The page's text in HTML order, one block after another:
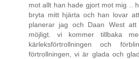
mot allt han hade gjort mot mig ..
bryta mitt hjärta och han lovar
planerar jag och Daan West
möjligt. vi kommer tillbaka
kärleksförtrollningen och
förtrollningen, vi är glada och